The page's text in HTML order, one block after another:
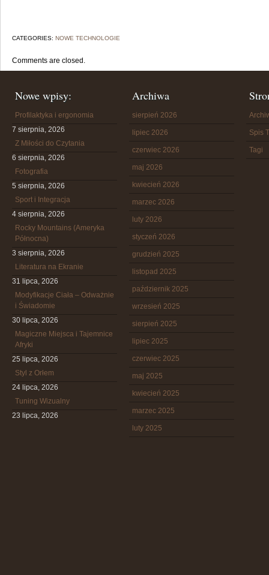
CATEGORIES: NOWE TECHNOLOGIE
Comments are closed.
Nowe wpisy:
Profilaktyka i ergonomia
7 sierpnia, 2026
Z Miłości do Czytania
6 sierpnia, 2026
Fotografia
5 sierpnia, 2026
Sport i Integracja
4 sierpnia, 2026
Rocky Mountains (Ameryka
Północna)
3 sierpnia, 2026
Literatura na Ekranie
31 lipca, 2026
Modyfikacje Ciała – Odważnie
i Świadomie
30 lipca, 2026
Magiczne Miejsca i Tajemnice
Afryki
25 lipca, 2026
Styl z Orłem
24 lipca, 2026
Tuning Wizualny
23 lipca, 2026
Archiwa
sierpień 2026
lipiec 2026
czerwiec 2026
maj 2026
kwiecień 2026
marzec 2026
luty 2026
styczeń 2026
grudzień 2025
listopad 2025
październik 2025
wrzesień 2025
sierpień 2025
lipiec 2025
czerwiec 2025
maj 2025
kwiecień 2025
marzec 2025
luty 2025
Spis
Tagi